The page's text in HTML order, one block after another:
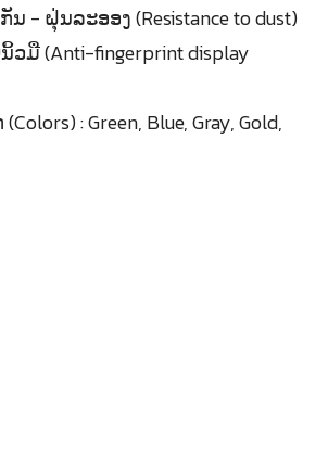
- ຝຸ່ນລະອອງ (Resistance to dust)
ມື (Anti-fingerprint display
: Green, Blue, Gray, Gold,